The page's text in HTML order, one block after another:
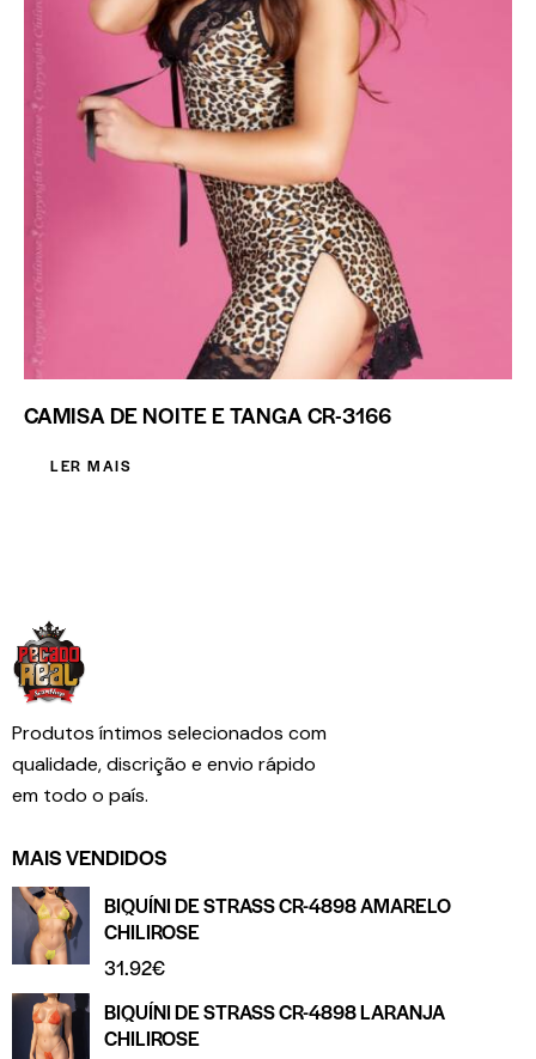
CAMISA DE NOITE E TANGA CR-3166
LER MAIS
Produtos íntimos selecionados com
qualidade, discrição e envio rápido
em todo o país.
MAIS VENDIDOS
BIQUÍNI DE STRASS CR-4898 AMARELO
CHILIROSE
31.92€
BIQUÍNI DE STRASS CR-4898 LARANJA
CHILIROSE